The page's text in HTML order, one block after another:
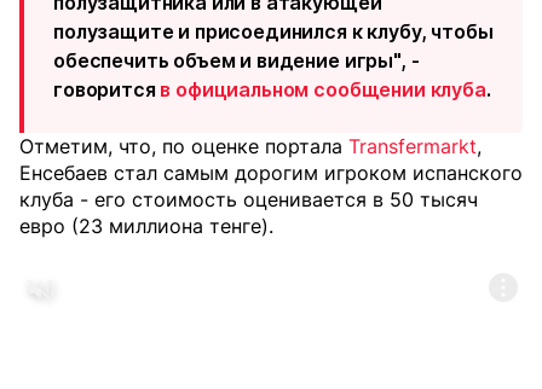
полузащите и присоединился к клубу, чтобы
обеспечить объем и видение игры", -
говорится в официальном сообщении клуба.
Отметим, что, по оценке портала Transfermarkt,
Енсебаев стал самым дорогим игроком испанского
клуба - его стоимость оценивается в 50 тысяч
евро (23 миллиона тенге).